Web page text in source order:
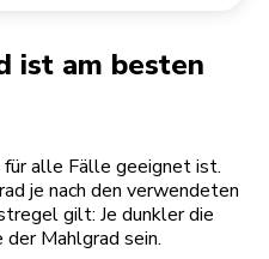
ist am besten
alle Fälle geeignet ist.
je nach den verwendeten
gilt: Je dunkler die
Mahlgrad sein.